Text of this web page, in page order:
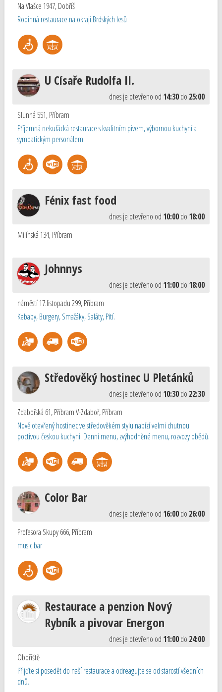
Na Vlašce 1947,Dobříš
Rodinná restaurace na okraji Brdských lesů
U Císaře Rudolfa II.
dnes je otevřeno od 14:30do 25:00
Slunná 551,Příbram
Příjemná nekuřácká restaurace s kvalitním pivem, výbornou kuchyní a
sympatickým personálem.
Fénix fast food
dnes je otevřeno od 10:00do 18:00
Milínská 134,Příbram
Johnnys
dnes je otevřeno od 11:00do 18:00
náměstí 17.listopadu 299,Příbram
Kebaby, Burgery, Smažáky, Saláty, Pití.
Středověký hostinec U Pletánků
dnes je otevřeno od 10:30do 22:30
Zdabořská 61, Příbram V-Zdaboř,Příbram
Nově otevřený hostinec ve středověkém stylu nabízí velmi chutnou
poctivou českou kuchyni. Denní menu, zvýhodněné menu, rozvozy obědů.
Color Bar
dnes je otevřeno od 16:00do 26:00
Profesora Skupy 666,Příbram
music bar
Restaurace a penzion Nový
Rybník a pivovar Energon
dnes je otevřeno od 11:00do 24:00
Obořiště
Přijďte si posedět do naší restaurace a odreagujte se od starostí všedních
dnů.